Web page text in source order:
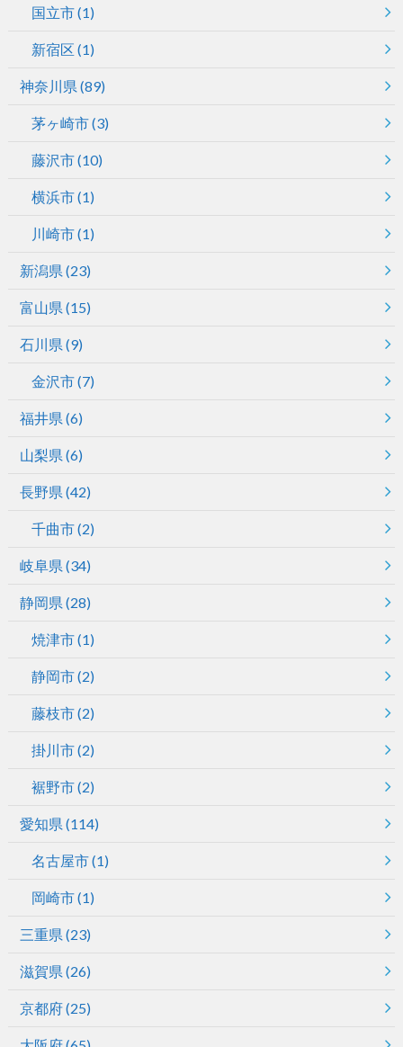
国立市(1)
新宿区 (1)
神奈川県 (89)
茅ヶ崎市(3)
藤沢市(10)
横浜市(1)
川崎市(1)
新潟県 (23)
富山県 (15)
石川県 (9)
金沢市(7)
福井県 (6)
山梨県 (6)
長野県 (42)
千曲市(2)
岐阜県 (34)
静岡県 (28)
焼津市(1)
静岡市(2)
藤枝市(2)
掛川市(2)
裾野市(2)
愛知県 (114)
名古屋市(1)
岡崎市(1)
三重県 (23)
滋賀県 (26)
京都府(25)